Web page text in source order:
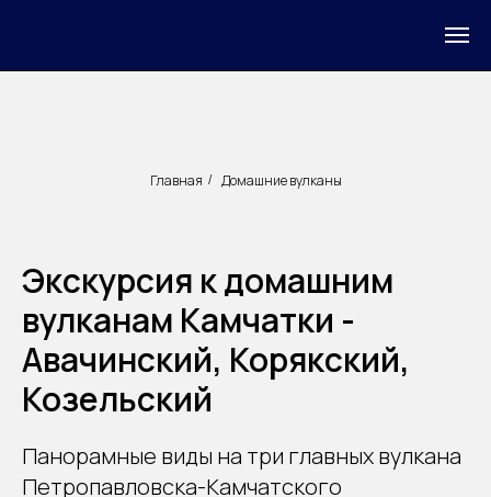
Главная / Домашние вулканы
Экскурсия к домашним
вулканам Камчатки -
Авачинский, Корякский,
Козельский
Панорамные виды на три главных вулкана
Петропавловска-Камчатского